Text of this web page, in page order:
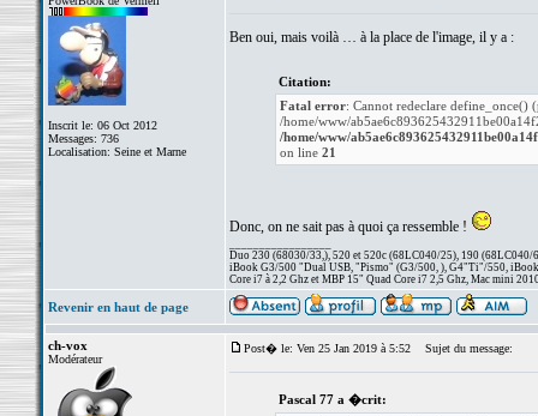
Inscrit le: 06 Oct 2012
Messages: 736
Localisation: Seine et Marne
Ben oui, mais voilà … à la place de l'image, il y a :
Citation:
Fatal error: Cannot redeclare define_once()
/home/www/
/home/www/
on line 21
Donc, on ne sait pas à quoi ça ressemble !
Duo 230 (68030/33,), 520 et 520c (68LC040/25), 190 (68LC040/
iBook G3/500 "Dual USB, "Pismo" (G3/500, ), G4"Ti"/550,
Core i7 à 2,2 Ghz et MBP 15" Quad Core i7 2,5 Ghz, Mac mini
Revenir en haut de page
ch-vox
Modérateur
Post� le: Ven 25 Jan 2019 à 5:52 Sujet du message:
Pascal 77 a �crit: